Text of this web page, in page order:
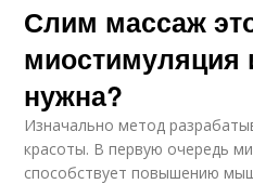
Слим массаж
миостимуляция
нужна?
Изначально метод
красоты. В первую очередь
способствует повышению